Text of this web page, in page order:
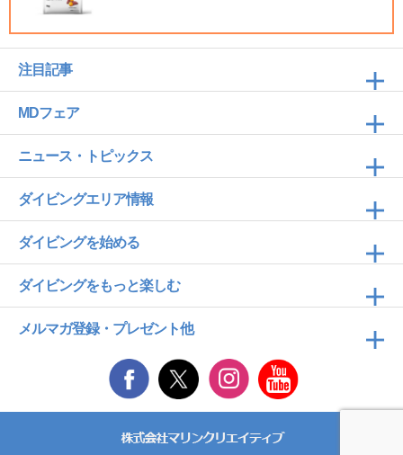
注目記事
MDフェア
ニュース・トピックス
ダイビングエリア情報
ダイビングを始める
ダイビングをもっと楽しむ
メルマガ登録・プレゼント他